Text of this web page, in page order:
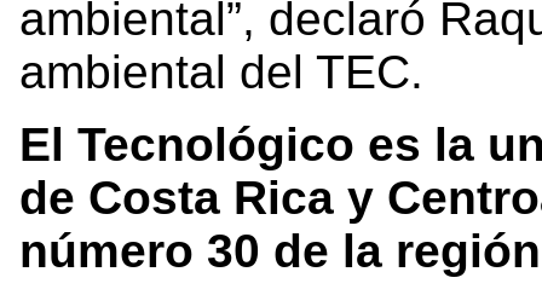
ambiental”, declaró
ambiental del TEC.
El Tecnológico es la
de Costa Rica y
número 30 de la